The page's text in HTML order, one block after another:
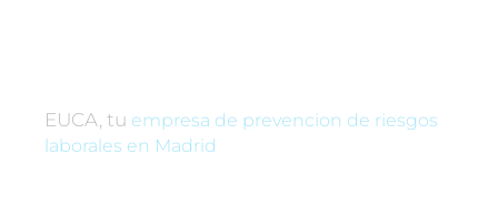
EUCA, tu empresa de prevencion de riesgos
laborales en Madrid